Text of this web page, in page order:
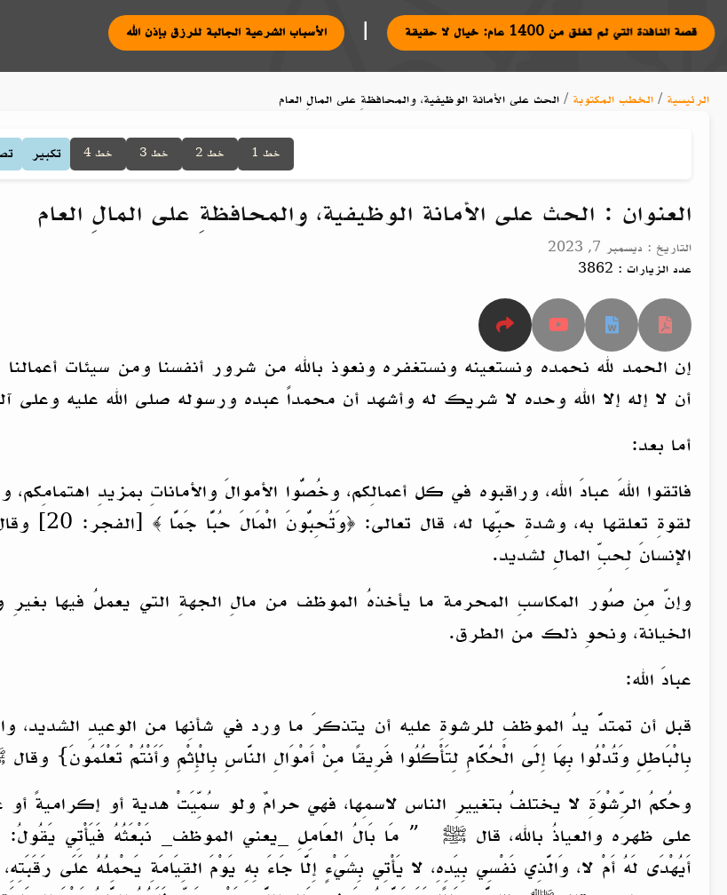
الأسباب الشرعية الجالبة للرزق بإذن الله | قصة النافذة التي لم تغلق من 1400 عام: خيال لا حقيقة |
الرئيسية / الخطب المكتوبة / الحث على الأمانة الوظيفية، والمحافظةِ على المالِ العام
خط 1 خط 2 خط 3 خط 4 تكبير
العنوان : الحث على الأمانة الوظيفية، والمحافظةِ على المالِ العام
التاريخ : ديسمبر 7, 2023
عدد الزيارات : 3862
إن الحمد لله نحمده ونستعينه ونستغفره ونعوذ بالله من شرور أنفسنا ومن سيئات
أن لا إله إلا الله وحده لا شريك له وأشهد أن محمداً عبده ورسوله صلى الله عليه وعلى
أما بعد:
فاتقوا اللهَ عبادَ الله، وراقبوه في كل أعمالِكم، وخُصُّوا الأموالَ والأماناتِ بمزيدِ
الإنسانَ لِحبِّ المالِ لشديد.
وإنّ مِن صُور المكاسبِ المحرمة ما يأخذهُ الموظف من مالِ الجهةِ التي يعملُ فيها
الخيانة، ونحوِ ذلك من الطرق.
عبادَ الله:
قبل أن تمتدَّ يدُ الموظفِ للرشوةِ عليه أن يتذكرَ ما ورد في شأنِها من الوعيدِ الشديد،
بِالْبَاطِلِ وَتُدْلُوا بِهَا إِلَى الْحُكَّامِ لِتَأْكُلُوا فَرِيقًا مِنْ أَمْوَالِ النَّاسِ بِالْإِثْمِ وَأَنْتُمْ تَعْلَمُونَ}
وحُكمُ الرِّشْوَةِ لا يختلفُ بتغييرِ الناس لاسمِها، فهي حرامٌ ولو سُمِّيَتْ هدية أو إكراميةً
على ظهره والعياذُ بالله، قال ﷺ ” مَا بَالُ العَامِلِ _يعني الموظف_ نَبْعَثُهُ فَيَأْتِي
أَيُهْدَى لَهُ أَمْ لا، وَالَّذِي نَفْسِي بِيَدِهِ، لا يَأْتِي بِشَيْءٍ إِلَّا جَاءَ بِهِ يَوْمَ القِيَامَةِ يَحْمِلُهُ عَلَى